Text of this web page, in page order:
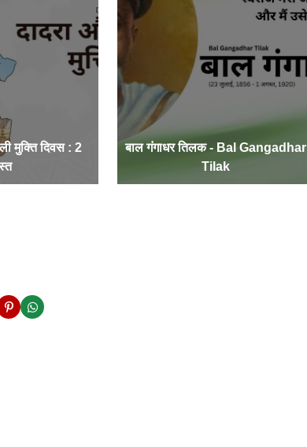
मुक्ति दिवस : 2
बाल गंगाधर तिलक - Bal Gangadhar
Tilak